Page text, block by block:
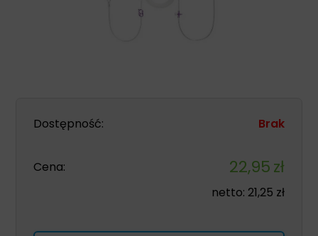
Dostępność: Brak
Cena: 22,95zł
netto: 21,25 zł